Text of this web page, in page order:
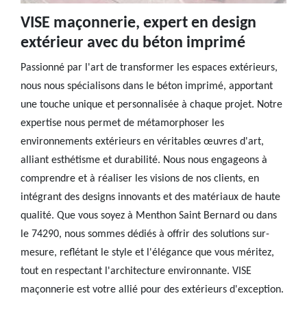
VISE maçonnerie, expert en design
extérieur avec du béton imprimé
Passionné par l'art de transformer les espaces extérieurs,
nous nous spécialisons dans le béton imprimé, apportant
une touche unique et personnalisée à chaque projet. Notre
expertise nous permet de métamorphoser les
environnements extérieurs en véritables œuvres d'art,
alliant esthétisme et durabilité. Nous nous engageons à
comprendre et à réaliser les visions de nos clients, en
intégrant des designs innovants et des matériaux de haute
qualité. Que vous soyez à Menthon Saint Bernard ou dans
le 74290, nous sommes dédiés à offrir des solutions sur-
mesure, reflétant le style et l'élégance que vous méritez,
tout en respectant l'architecture environnante. VISE
maçonnerie est votre allié pour des extérieurs d'exception.